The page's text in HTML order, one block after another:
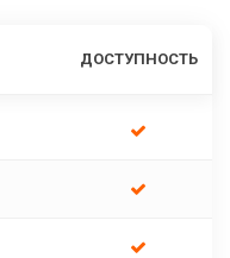
ДОСТУПНОСТЬ